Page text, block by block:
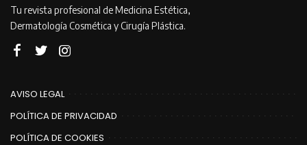
Tu revista profesional de Medicina Estética,
Dermatología Cosmética y Cirugía Plástica.
AVISO LEGAL
POLÍTICA DE PRIVACIDAD
POLÍTICA DE COOKIES